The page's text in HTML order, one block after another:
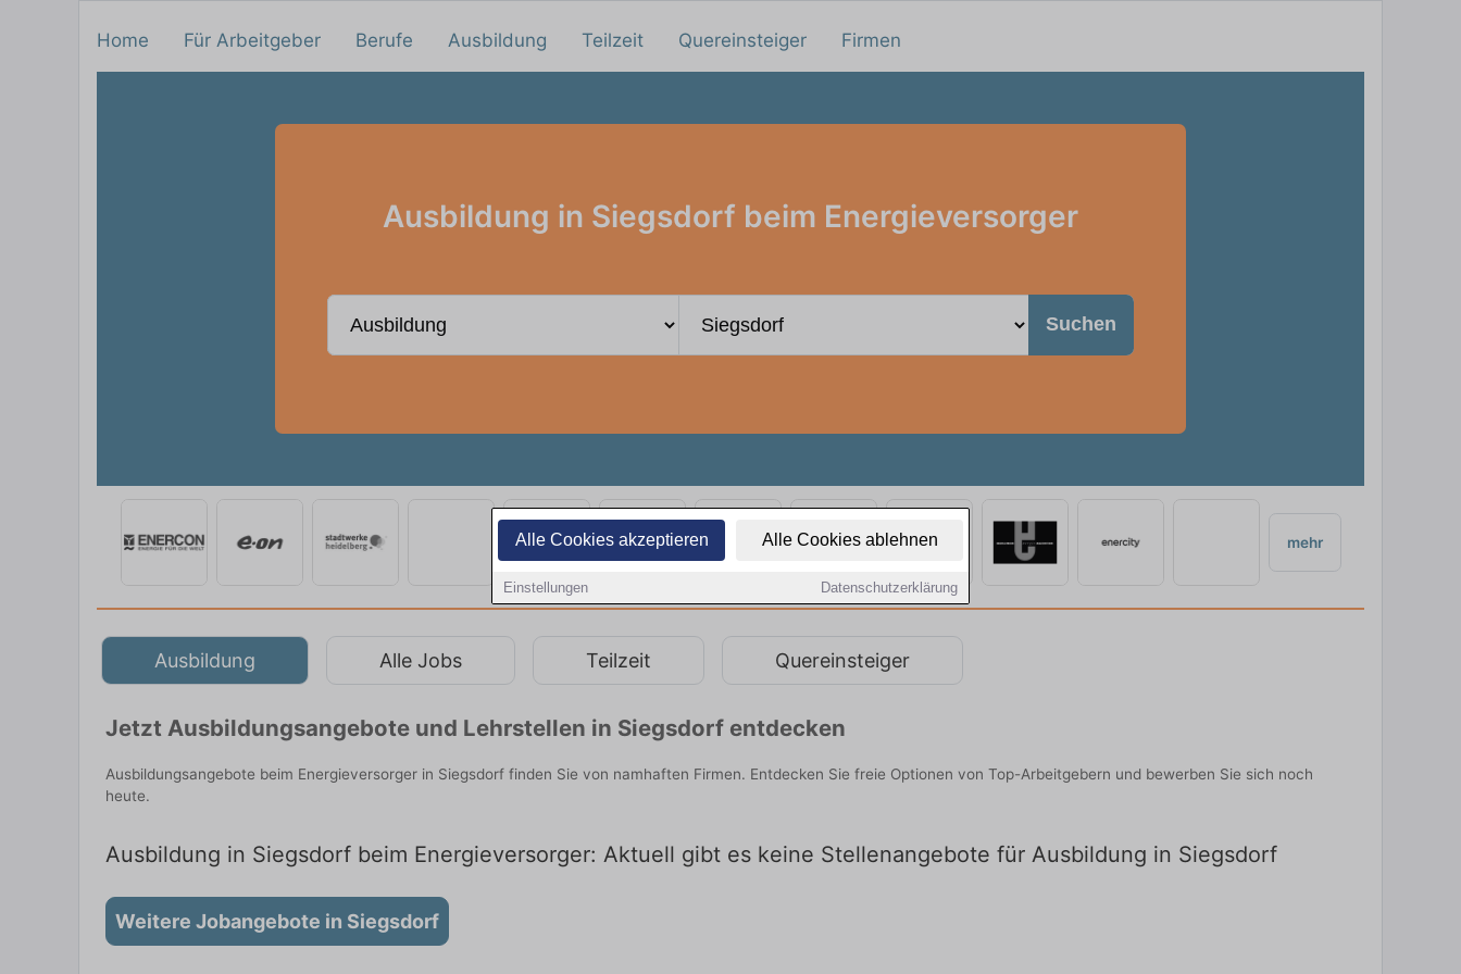
Alle Cookies akzeptieren Alle Cookies ablehnen
Einstellungen Datenschutzerklärung
Home Für Arbeitgeber Berufe Ausbildung Teilzeit Quereinsteiger Firmen
Ausbildung in Siegsdorf beim Energieversorger
Suchen
mehr
Ausbildung Alle Jobs Teilzeit Quereinsteiger
Jetzt Ausbildungsangebote und Lehrstellen in Siegsdorf entdecken
Ausbildungsangebote beim Energieversorger in Siegsdorf finden Sie von namhaften Firmen. Entdecken Sie freie Optionen von Top-Arbeitgebern und bewerben Sie sich noch
heute.
Ausbildung in Siegsdorf beim Energieversorger: Aktuell gibt es keine Stellenangebote für Ausbildung in Siegsdorf
Weitere Jobangebote in Siegsdorf